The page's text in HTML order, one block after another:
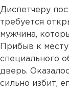
Диспетчеру
требуется
мужчина,
Прибыв к
специального
дверь.
сильно избит,